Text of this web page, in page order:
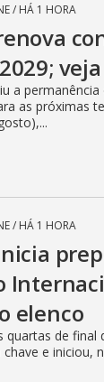
/ HÁ 1 HORA
a permanência
as próximas
/ HÁ 1 HORA
elenco
quartas de final
e iniciou,